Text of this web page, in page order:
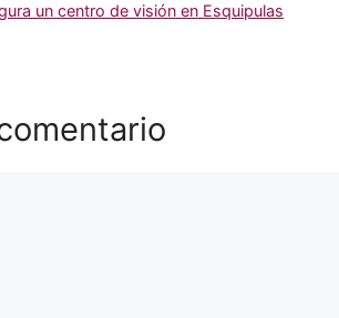
un centro de visión en Esquipulas